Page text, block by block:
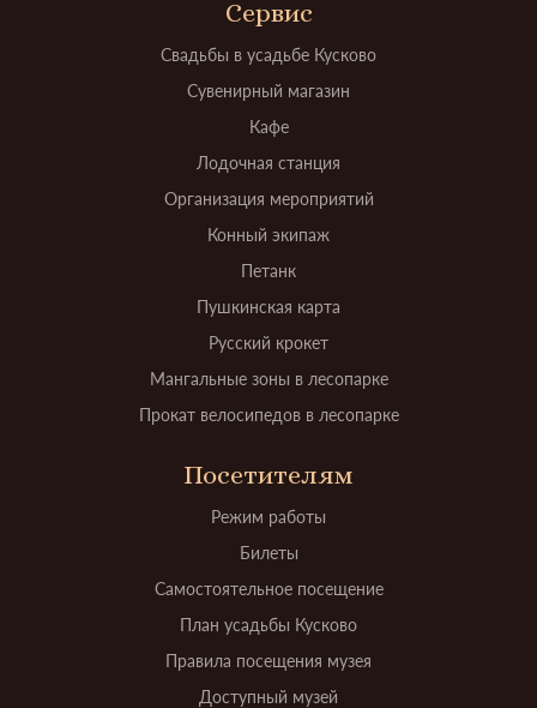
Сервис
Свадьбы в усадьбе Кусково
Сувенирный магазин
Кафе
Лодочная станция
Организация мероприятий
Конный экипаж
Петанк
Пушкинская карта
Русский крокет
Мангальные зоны в лесопарке
Прокат велосипедов в лесопарке
Посетителям
Режим работы
Билеты
Самостоятельное посещение
План усадьбы Кусково
Правила посещения музея
Доступный музей